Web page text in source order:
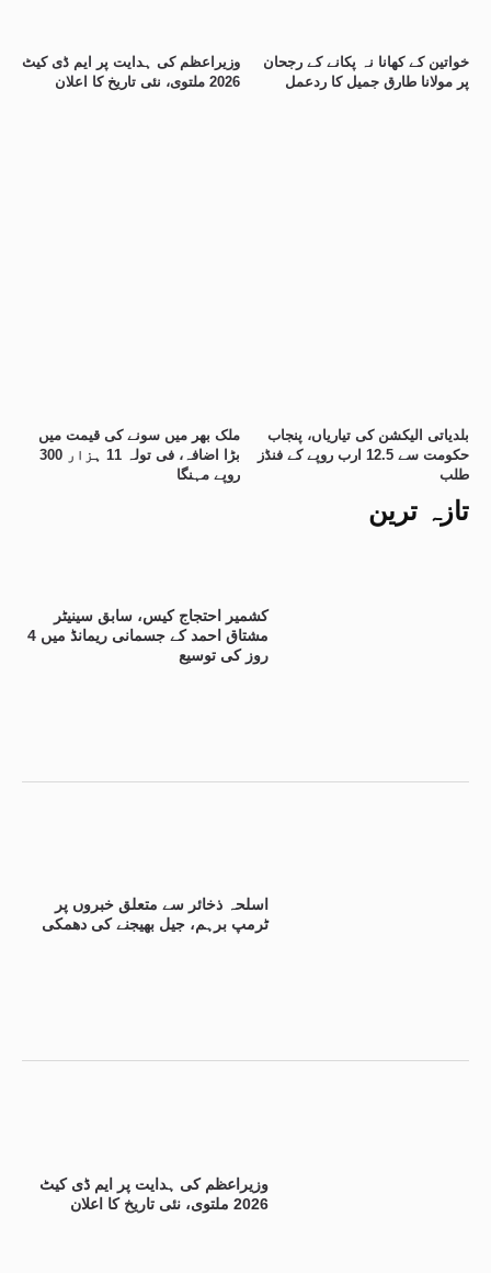
تازہ ترین
کشمیر احتجاج کیس، سابق سینیٹر
مشتاق احمد کے جسمانی ریمانڈ میں 4
روز کی توسیع
اسلحہ ذخائر سے متعلق خبروں پر
ٹرمپ برہم، جیل بھیجنے کی دھمکی
وزیراعظم کی ہدایت پر ایم ڈی کیٹ
2026 ملتوی، نئی تاریخ کا اعلان
وزیراعظم کی ہدایت پر ایم ڈی کیٹ
2026 ملتوی، نئی تاریخ کا اعلان
خواتین کے کھانا نہ پکانے کے رجحان
پر مولانا طارق جمیل کا ردعمل
ملک بھر میں سونے کی قیمت میں
بڑا اضافہ، فی تولہ 11 ہزار 300
روپے مہنگا
بلدیاتی الیکشن کی تیاریاں، پنجاب
حکومت سے 12.5 ارب روپے کے فنڈز
طلب